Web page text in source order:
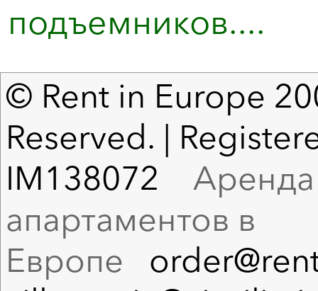
подъемников....
© Rent in Europe
Reserved. |
IM138072 Аренда
апартаментов в
Европе